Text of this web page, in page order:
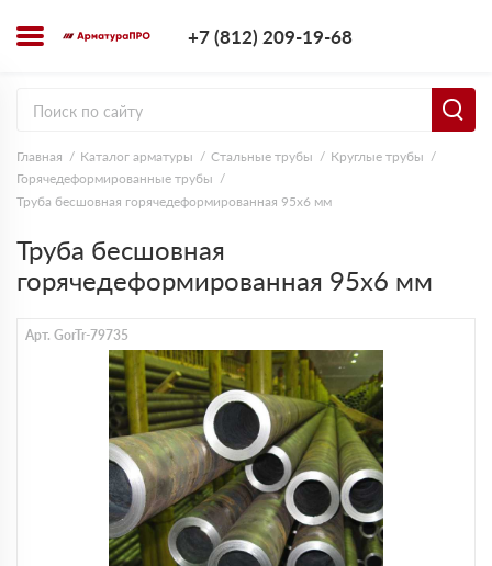
+7 (812) 209-19-68
Главная Каталог арматуры Стальные трубы
Круглые трубы
Горячедеформированные трубы
Труба бесшовная горячедеформированная 95х6 мм
Труба бесшовная
горячедеформированная 95х6 мм
Арт. GorTr-79735